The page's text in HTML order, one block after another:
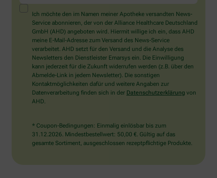
ein
Mensch?
Dann
wählen
Sie
bitte
die
Tasse.
Ich möchte den im Namen meiner Apotheke versandten News-
Service abonnieren, der von der Alliance Healthcare Deutschland
GmbH (AHD) angeboten wird. Hiermit willige ich ein, dass AHD
meine E-Mail-Adresse zum Versand des News-Service
verarbeitet. AHD setzt für den Versand und die Analyse des
Newsletters den Dienstleister Emarsys ein. Die Einwilligung
kann jederzeit für die Zukunft widerrufen werden (z.B. über den
Abmelde-Link in jedem Newsletter). Die sonstigen
Kontaktmöglichkeiten dafür und weitere Angaben zur
Datenverarbeitung finden sich in der Datenschutzerklärung von
AHD.
* Coupon-Bedingungen: Einmalig einlösbar bis zum
31.12.2026. Mindestbestellwert: 50,00 €. Gültig auf das
gesamte Sortiment, ausgeschlossen rezeptpflichtige Produkte.